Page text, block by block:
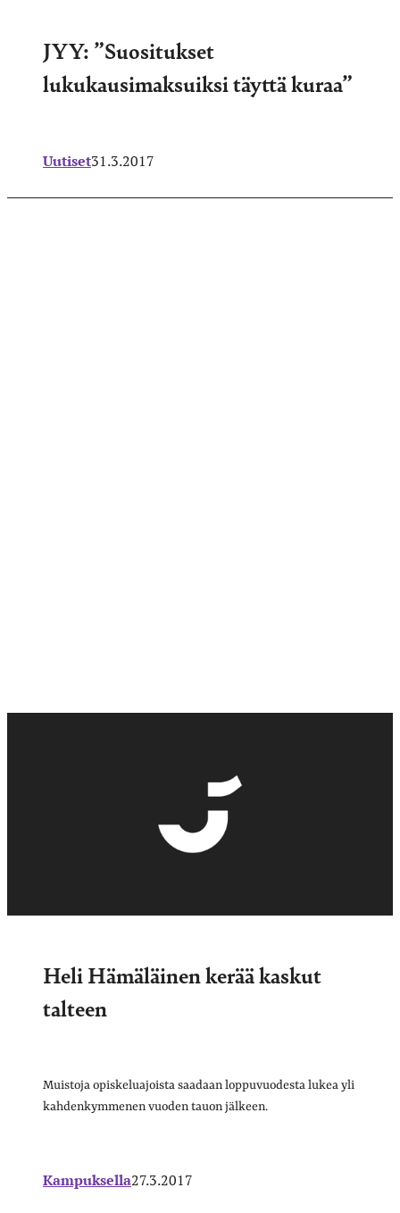
JYY: ”Suositukset
lukukausimaksuiksi täyttä kuraa”
Uutiset31.3.2017
Heli Hämäläinen kerää kaskut
talteen
Muistoja opiskeluajoista saadaan loppuvuodesta lukea yli
kahdenkymmenen vuoden tauon jälkeen.
Kampuksella27.3.2017